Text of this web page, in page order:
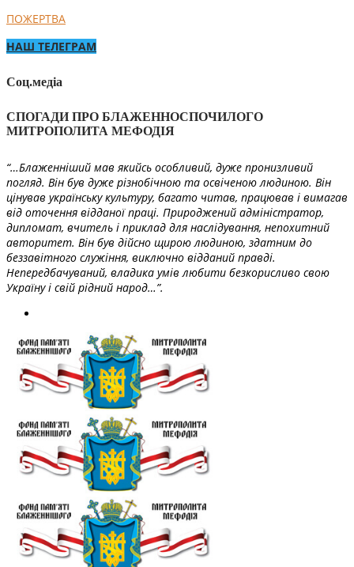
ПОЖЕРТВА
НАШ ТЕЛЕГРАМ
Соц.медіа
СПОГАДИ ПРО БЛАЖЕННОСПОЧИЛОГО
МИТРОПОЛИТА МЕФОДІЯ
“…Блаженніший мав якийсь особливий, дуже пронизливий
погляд. Він був дуже різнобічною та освіченою людиною. Він
цінував українську культуру, багато читав, працював і вимагав
від оточення відданої праці. Природжений адміністратор,
дипломат, вчитель і приклад для наслідування, непохитний
авторитет. Він був дійсно щирою людиною, здатним до
беззавітного служіння, виключно відданий правді.
Непередбачуваний, владика умів любити безкорисливо свою
Україну і свій рідний народ…”.